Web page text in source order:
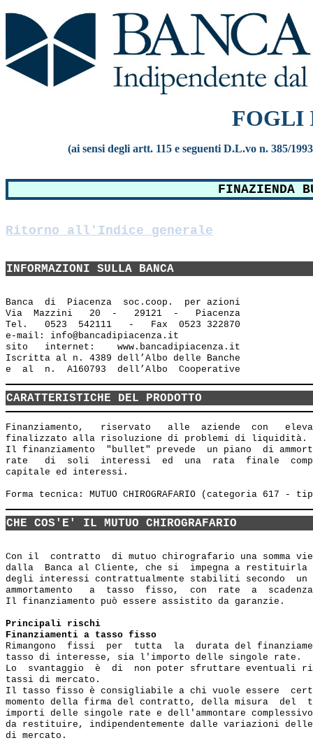
FOGLI
(ai sensi degli artt. 115 e seguenti D.L.vo n. 385/
FINAZIENDA
Ritorno all'Indice generale
INFORMAZIONI SULLA BANCA
Banca  di  Piacenza  soc.coop.  per azioni
Via  Mazzini   20  -   29121  -   Piacenza
Tel.   0523  542111   -   Fax  0523 322870
e-mail: info@bancadipiacenza.it
sito   internet:    www.bancadipiacenza.it
Iscritta al n. 4389 dell’Albo delle Banche
CARATTERISTICHE DEL PRODOTTO
Finanziamento,   riservato   alle  aziende  con
finalizzato alla risoluzione di problemi di liquidità.
Il finanziamento  "bullet" prevede  un piano  di
rate   di  soli  interessi  ed  una  rata  finale
capitale ed interessi.
CHE COS'E' IL MUTUO CHIROGRAFARIO
Con il  contratto  di mutuo chirografario una somma
dalla  Banca al Cliente, che si  impegna a restituirla
degli interessi contrattualmente stabiliti secondo
ammortamento   a  tasso  fisso,  con  rate  a
Il finanziamento può essere assistito da garanzie.
Principali rischi
Finanziamenti a tasso fisso
Rimangono  fissi  per  tutta  la  durata del
tasso di interesse, sia l'importo delle singole rate.
Lo  svantaggio  è  di  non poter sfruttare eventuali
tassi di mercato.
Il tasso fisso è consigliabile a chi vuole essere
momento della firma del contratto, della misura  del
importi delle singole rate e dell'ammontare
da restituire, indipendentemente dalle variazioni
di mercato.